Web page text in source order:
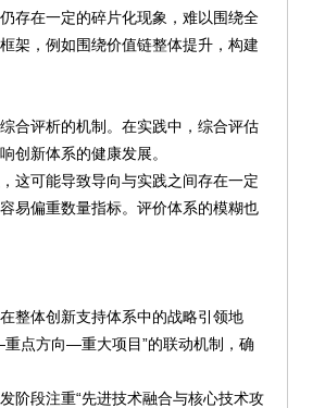
存在一定的碎片化现象，难以围绕全
架，例如围绕价值链整体提升，构建
合评析的机制。在实践中，综合评估
创新体系的健康发展。
这可能导致导向与实践之间存在一定
易偏重数量指标。评价体系的模糊也
整体创新支持体系中的战略引领地
点方向—重大项目”的联动机制，确
阶段注重“先进技术融合与核心技术攻